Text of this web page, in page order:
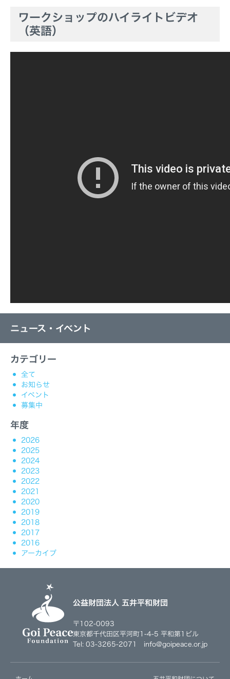
ワークショップのハイライトビデオ
（英語）
ニュース・イベント
カテゴリー
全て
お知らせ
イベント
募集中
年度
2026
2025
2024
2023
2022
2021
2020
2019
2018
2017
2016
アーカイブ
公益財団法人 五井平和財団
〒102-0093
東京都千代田区平河町1-4-5 平和第1ビル
Tel: 03-3265-2071 info@goipeace.or.jp